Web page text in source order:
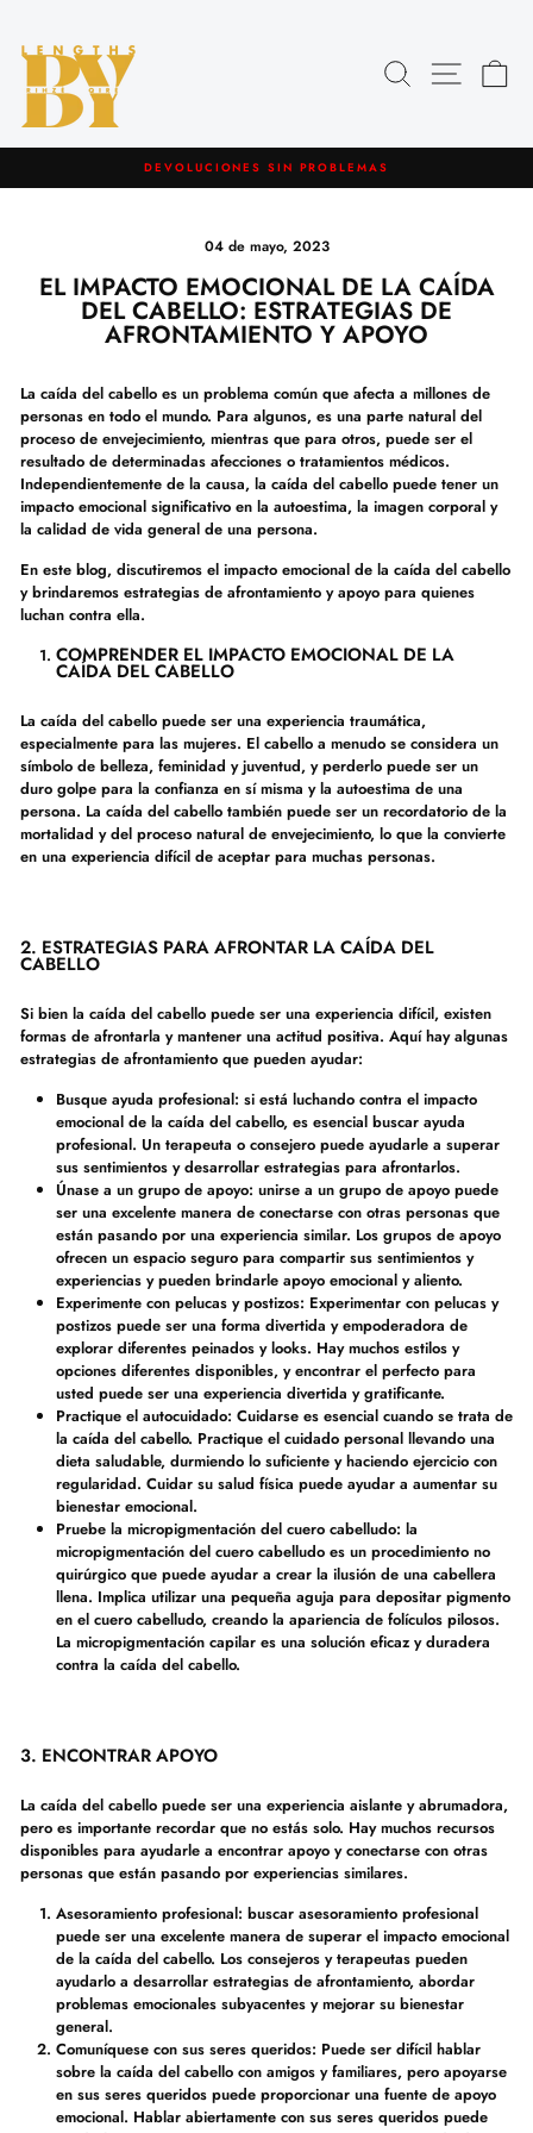
contenido
Buscar
diapositivas
DEVOLUCIONES SIN PROBLEMAS
04 de mayo, 2023
EL IMPACTO EMOCIONAL DE LA CAÍDA
DEL CABELLO: ESTRATEGIAS DE
AFRONTAMIENTO Y APOYO
La caída del cabello es un problema común que afecta a millones de
personas en todo el mundo. Para algunos, es una parte natural del
proceso de envejecimiento, mientras que para otros, puede ser el
resultado de determinadas afecciones o tratamientos médicos.
Independientemente de la causa, la caída del cabello puede tener un
impacto emocional significativo en la autoestima, la imagen corporal y
la calidad de vida general de una persona.
En este blog, discutiremos el impacto emocional de la caída del cabello
y brindaremos estrategias de afrontamiento y apoyo para quienes
luchan contra ella.
COMPRENDER EL IMPACTO EMOCIONAL DE LA
CAÍDA DEL CABELLO
La caída del cabello puede ser una experiencia traumática,
especialmente para las mujeres. El cabello a menudo se considera un
símbolo de belleza, feminidad y juventud, y perderlo puede ser un
duro golpe para la confianza en sí misma y la autoestima de una
persona. La caída del cabello también puede ser un recordatorio de la
mortalidad y del proceso natural de envejecimiento, lo que la convierte
en una experiencia difícil de aceptar para muchas personas.
2. ESTRATEGIAS PARA AFRONTAR LA CAÍDA DEL
CABELLO
Si bien la caída del cabello puede ser una experiencia difícil, existen
formas de afrontarla y mantener una actitud positiva. Aquí hay algunas
estrategias de afrontamiento que pueden ayudar:
Busque ayuda profesional: si está luchando contra el impacto
emocional de la caída del cabello, es esencial buscar ayuda
profesional. Un terapeuta o consejero puede ayudarle a superar
sus sentimientos y desarrollar estrategias para afrontarlos.
Únase a un grupo de apoyo: unirse a un grupo de apoyo puede
ser una excelente manera de conectarse con otras personas que
están pasando por una experiencia similar. Los grupos de apoyo
ofrecen un espacio seguro para compartir sus sentimientos y
experiencias y pueden brindarle apoyo emocional y aliento.
Experimente con pelucas y postizos: Experimentar con pelucas y
postizos puede ser una forma divertida y empoderadora de
explorar diferentes peinados y looks. Hay muchos estilos y
opciones diferentes disponibles, y encontrar el perfecto para
usted puede ser una experiencia divertida y gratificante.
Practique el autocuidado: Cuidarse es esencial cuando se trata de
la caída del cabello. Practique el cuidado personal llevando una
dieta saludable, durmiendo lo suficiente y haciendo ejercicio con
regularidad. Cuidar su salud física puede ayudar a aumentar su
bienestar emocional.
Pruebe la micropigmentación del cuero cabelludo: la
micropigmentación del cuero cabelludo es un procedimiento no
quirúrgico que puede ayudar a crear la ilusión de una cabellera
llena. Implica utilizar una pequeña aguja para depositar pigmento
en el cuero cabelludo, creando la apariencia de folículos pilosos.
La micropigmentación capilar es una solución eficaz y duradera
contra la caída del cabello.
3. ENCONTRAR APOYO
La caída del cabello puede ser una experiencia aislante y abrumadora,
pero es importante recordar que no estás solo. Hay muchos recursos
disponibles para ayudarle a encontrar apoyo y conectarse con otras
personas que están pasando por experiencias similares.
Asesoramiento profesional: buscar asesoramiento profesional
puede ser una excelente manera de superar el impacto emocional
de la caída del cabello. Los consejeros y terapeutas pueden
ayudarlo a desarrollar estrategias de afrontamiento, abordar
problemas emocionales subyacentes y mejorar su bienestar
general.
Comuníquese con sus seres queridos: Puede ser difícil hablar
sobre la caída del cabello con amigos y familiares, pero apoyarse
en sus seres queridos puede proporcionar una fuente de apoyo
emocional. Hablar abiertamente con sus seres queridos puede